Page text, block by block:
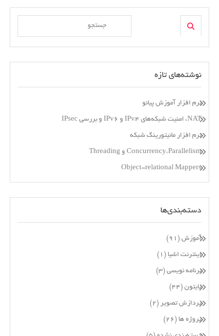
نوشته‌های تازه
نرم افزار آموزش پیانو
NAT، امنیت شبکه‌های IPv4 و IPv6 و بررسی IPsec
نرم افزار مانیتورینگ شبکه
Concurrency،Parallelism و Threading
Object-relational Mappers
دسته‌بندی‌ها
آموزش (۹۱)
اینترنت اشیا (۱)
برنامه نویسی (۳)
پایتون (۴۴)
پردازش تصویر (۲)
پروژه ها (۲۶)